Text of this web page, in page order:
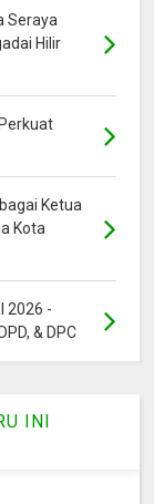
Seraya
Hilir
Ketua
Kota
2026 -
& DPC
INI